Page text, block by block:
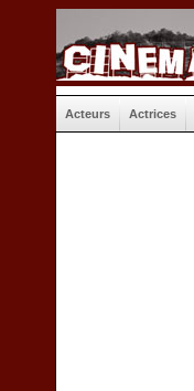
Acteurs Actrices